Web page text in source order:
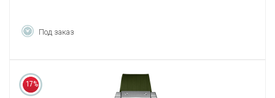
Под заказ
17%